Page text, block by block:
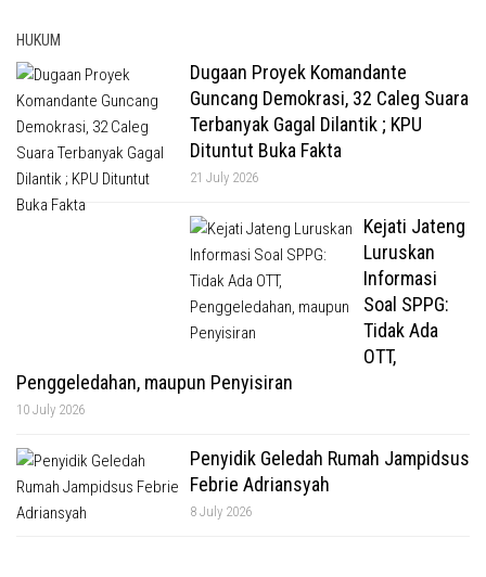
HUKUM
Dugaan Proyek Komandante
Guncang Demokrasi, 32 Caleg Suara
Terbanyak Gagal Dilantik ; KPU
Dituntut Buka Fakta
21 July 2026
Kejati Jateng
Luruskan
Informasi
Soal SPPG:
Tidak Ada
OTT,
Penggeledahan, maupun Penyisiran
10 July 2026
Penyidik Geledah Rumah Jampidsus
Febrie Adriansyah
8 July 2026